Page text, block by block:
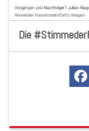
Die